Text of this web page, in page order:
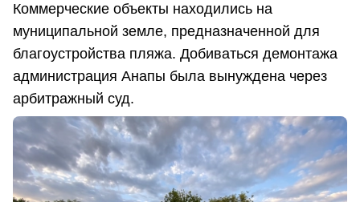
Коммерческие объекты находились на
муниципальной земле, предназначенной для
благоустройства пляжа. Добиваться демонтажа
администрация Анапы была вынуждена через
арбитражный суд.